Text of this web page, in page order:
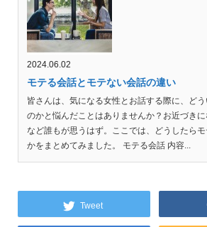
2024.06.02
モテる会話とモテない会話の違い
皆さんは、気になる女性とお話する際に、ど
のかと悩んだことはありませんか？お近づきに
など誰もが思うはず。ここでは、どうしたら
かをまとめてみました。 モテる会話 内容...
Tweet